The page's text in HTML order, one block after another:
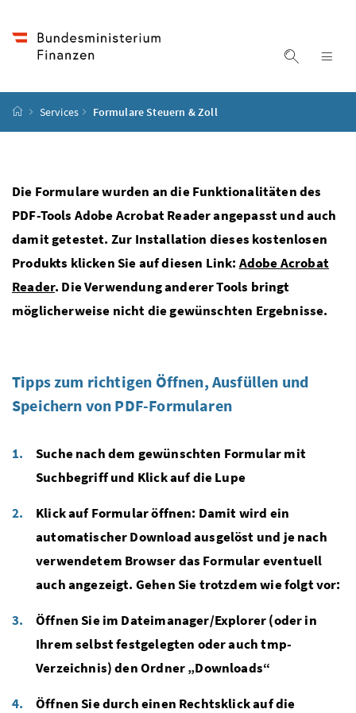
Suche
Startseite
Services Formulare Steuern & Zoll
Die Formulare wurden an die Funktionalitäten des
PDF-Tools Adobe Acrobat Reader angepasst und auch
damit getestet. Zur Installation dieses kostenlosen
Produkts klicken Sie auf diesen Link: Adobe Acrobat
Reader. Die Verwendung anderer Tools bringt
möglicherweise nicht die gewünschten Ergebnisse.
Tipps zum richtigen Öffnen, Ausfüllen und
Speichern von PDF-Formularen
Suche nach dem gewünschten Formular mit
Suchbegriff und Klick auf die Lupe
Klick auf Formular öffnen: Damit wird ein
automatischer Download ausgelöst und je nach
verwendetem Browser das Formular eventuell
auch angezeigt. Gehen Sie trotzdem wie folgt vor:
Öffnen Sie im Dateimanager/Explorer (oder in
Ihrem selbst festgelegten oder auch tmp-
Verzeichnis) den Ordner „Downloads“
Öffnen Sie durch einen Rechtsklick auf die